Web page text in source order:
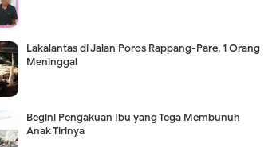
Lakalantas di Jalan Poros Rappang-Pare, 1 Orang
Meninggal
Begini Pengakuan Ibu yang Tega Membunuh
Anak Tirinya